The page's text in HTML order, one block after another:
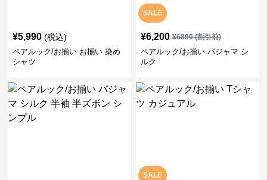
¥5,990 (税込)
ペアルック/お揃い お揃い 染め
シャツ
SALE
¥6,200 ¥6890(割引前)
ペアルック/お揃い パジャマ シ
ルク
SALE